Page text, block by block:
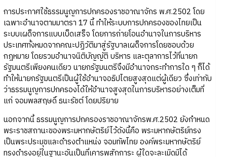
การประกาศใช้ธรรมนูญการปกครองราชอาณาจักร พ.ศ.2502 โดย
เฉพาะอำนาจตามมาตรา 17 นี้ ทำให้ระบบการปกครองของไทยเป็น
ระบบเผด็จการแบบเบ็ดเสร็จ โดยการถ่ายโอนอำนาจในการบริหาร
ประเทศทั้งหมดจากคณะปฏิวัติมาสู่รัฐบาลเผด็จการโดยชอบด้วย
กฎหมาย โดยรวมอำนาจนิติบัญญัติ บริหาร และตุลาการไว้ที่นายก
รัฐมนตรีเพียงคนเดียว นายกรัฐมนตรีจึงมีอำนาจกระทำการใด ๆ ก็ได้
ทำให้นายกรัฐมนตรีเป็นผู้ใช้อำนาจอธิปไตยสูงสุดแต่ผู้เดียว ซึ่งเท่ากับ
ว่าธรรมนูญการปกครองได้ให้อำนาจสูงสุดในการบริหารอย่างเต็มที่
แก่ จอมพลสฤษดิ์ ธนะรัชต์ โดยปริยาย
นอกจากนี้ ธรรมนูญการปกครองราชอาณาจักรพ.ศ.2502 ยังกำหนด
พระราชสถานะของพระมหากษัตริย์ไว้ดังนี้คือ พระมหากษัตริย์ทรง
เป็นพระประมุขและดำรงตำแหน่ง จอมทัพไทย องค์พระมหากษัตริย์
ทรงดำรงอยู่ในฐานะอันเป็นที่เคารพสักการะ ผู้ใดจะละเมิดมิได้